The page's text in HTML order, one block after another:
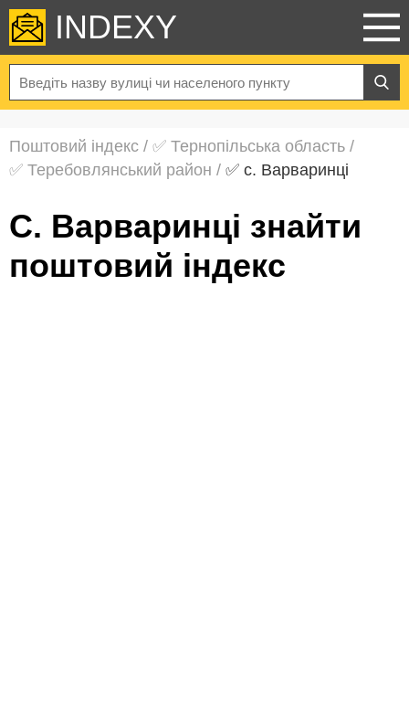
INDEXY
Поштовий індекс / ✅ Тернопільська область /
✅ Теребовлянський район / ✅ с. Варваринці
с. Варваринці знайти
поштовий індекс